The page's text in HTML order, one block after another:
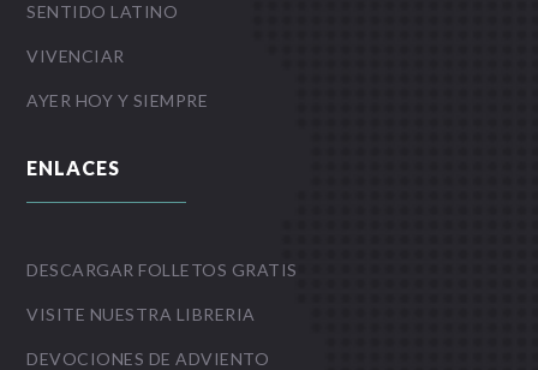
SENTIDO LATINO
VIVENCIAR
AYER HOY Y SIEMPRE
ENLACES
DESCARGAR FOLLETOS GRATIS
VISITE NUESTRA LIBRERIA
DEVOCIONES DE ADVIENTO